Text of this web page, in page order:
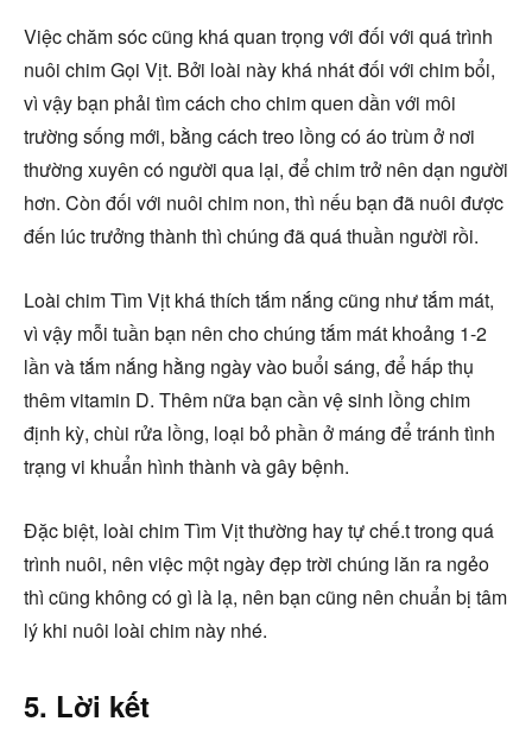
Việc chăm sóc cũng khá quan trọng với đối với quá trình
nuôi chim Gọi Vịt. Bởi loài này khá nhát đối với chim bổi,
vì vậy bạn phải tìm cách cho chim quen dần với môi
trường sống mới, bằng cách treo lồng có áo trùm ở nơi
thường xuyên có người qua lại, để chim trở nên dạn người
hơn. Còn đối với nuôi chim non, thì nếu bạn đã nuôi được
đến lúc trưởng thành thì chúng đã quá thuần người rồi.
Loài chim Tìm Vịt khá thích tắm nắng cũng như tắm mát,
vì vậy mỗi tuần bạn nên cho chúng tắm mát khoảng 1-2
lần và tắm nắng hằng ngày vào buổi sáng, để hấp thụ
thêm vitamin D. Thêm nữa bạn cần vệ sinh lồng chim
định kỳ, chùi rửa lồng, loại bỏ phần ở máng để tránh tình
trạng vi khuẩn hình thành và gây bệnh.
Đặc biệt, loài chim Tìm Vịt thường hay tự chế.t trong quá
trình nuôi, nên việc một ngày đẹp trời chúng lăn ra ngẻo
thì cũng không có gì là lạ, nên bạn cũng nên chuẩn bị tâm
lý khi nuôi loài chim này nhé.
5. Lời kết